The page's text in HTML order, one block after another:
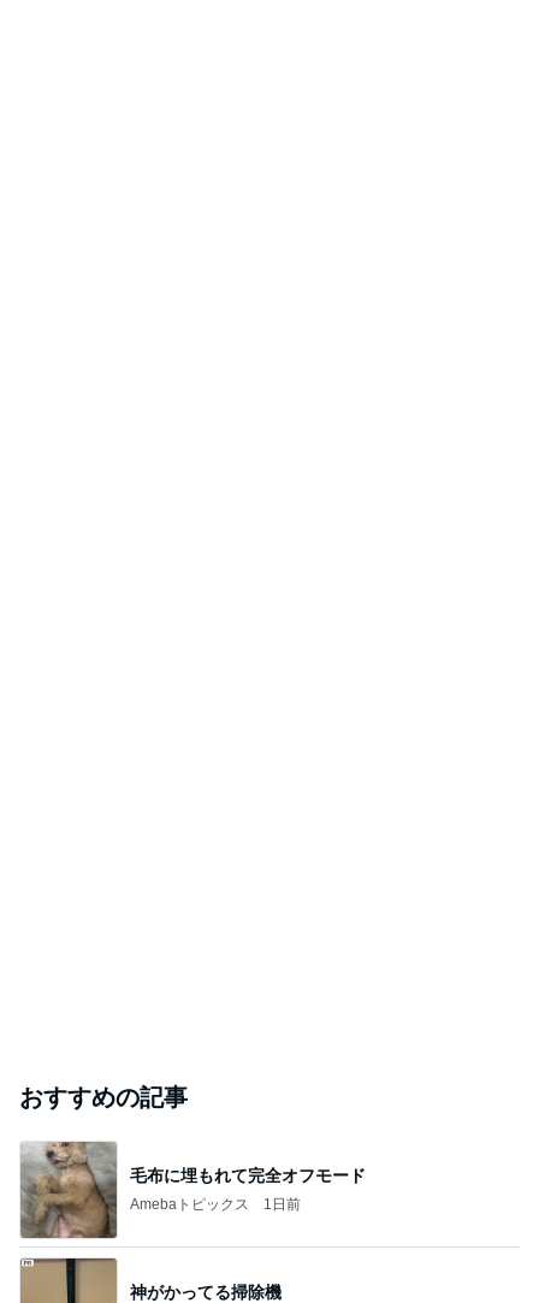
おすすめの記事
毛布に埋もれて完全オフモード
Amebaトピックス 1日前
神がかってる掃除機